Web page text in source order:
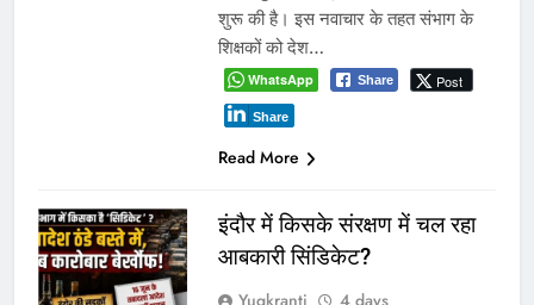
शुरू की है। इस नवाचार के तहत संभाग के
शिक्षकों को देश…
WhatsApp Share Post
Share
Read More
इंदौर में किसके संरक्षण में चल रहा
आबकारी सिंडिकेट?